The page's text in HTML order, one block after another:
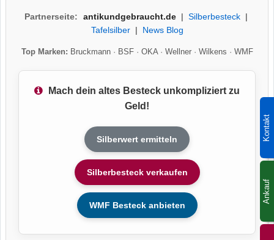
Kontakt
Ankauf
Partnerseite: antikundgebraucht.de| Silberbesteck|
Tafelsilber| News Blog
Top Marken: Bruckmann· BSF· OKA· Wellner· Wilkens · WMF
Mach dein altes Besteck unkompliziert zu
Geld!
Silberwert ermitteln
Silberbesteck verkaufen
WMF Besteck anbieten